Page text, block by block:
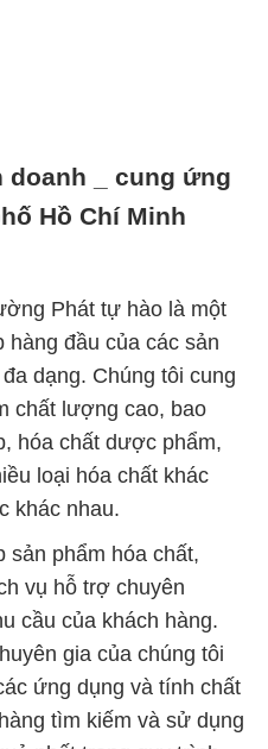
doanh _ cung ứng
Hồ Chí Minh
Phát tự hào là một
hàng đầu của các sản
dạng. Chúng tôi cung
chất lượng cao, bao
hóa chất dược phẩm,
loại hóa chất khác
khác nhau.
sản phẩm hóa chất,
vụ hỗ trợ chuyên
cầu của khách hàng.
gia của chúng tôi
ứng dụng và tính chất
tìm kiếm và sử dụng